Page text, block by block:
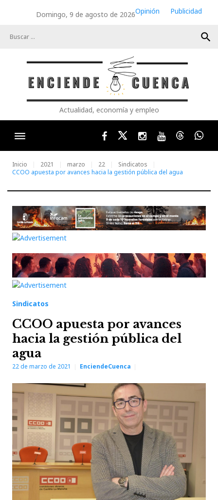
Domingo, 9 de agosto de 2026Opinión
Publicidad
search
Actualidad, economía y empleo
FacebookTwitterInstagram
YoutubeThreads
Inicio 2021 marzo 22
Sindicatos
CCOO apuesta por avances hacia la gestión pública del agua
Sindicatos
CCOO apuesta por avances
hacia la gestión pública del
agua
22 de marzo de 2021 EnciendeCuenca